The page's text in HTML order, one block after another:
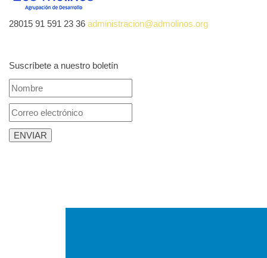
28015 91 591 23 36 administracion@admolinos.org
Suscríbete a nuestro boletín